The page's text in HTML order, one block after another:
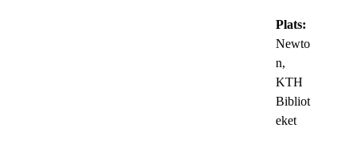
Plats:
Newto
n,
KTH
Bibliot
eket